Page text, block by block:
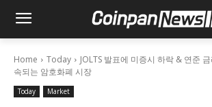
Home Today
JOLTS 발표에 미증시 하락 & 연준
속되는 암호화폐 시장
Today Market